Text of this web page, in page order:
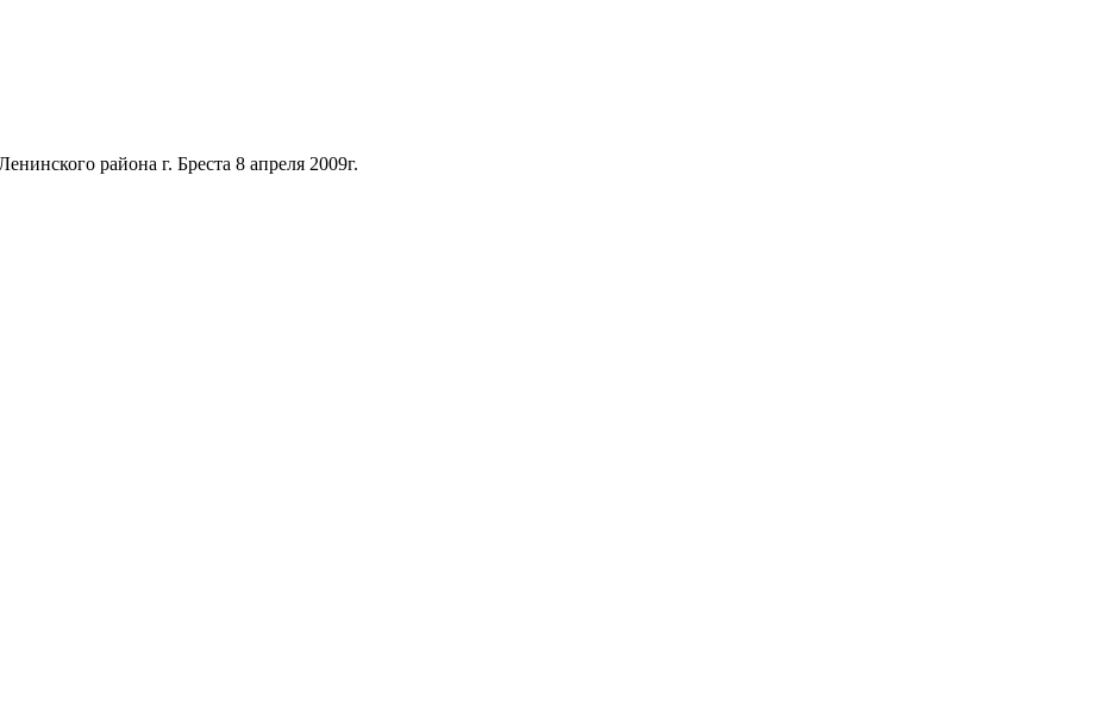
района г. Бреста 8 апреля 2009г.